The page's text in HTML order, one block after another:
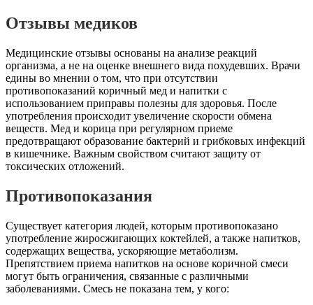
Отзывы медиков
Медицинские отзывы основаны на анализе реакций
организма, а не на оценке внешнего вида похудевших. Врачи
едины во мнении о том, что при отсутствии
противопоказаний коричный мед и напитки с
использованием приправы полезны для здоровья. После
употребления происходит увеличение скорости обмена
веществ. Мед и корица при регулярном приеме
предотвращают образование бактерий и грибковых инфекций
в кишечнике. Важным свойством считают защиту от
токсических отложений.
Противопоказания
Существует категория людей, которым противопоказано
употребление жиросжигающих коктейлей, а также напитков,
содержащих вещества, ускоряющие метаболизм.
Препятствием приема напитков на основе коричной смеси
могут быть ограничения, связанные с различными
заболеваниями. Смесь не показана тем, у кого: